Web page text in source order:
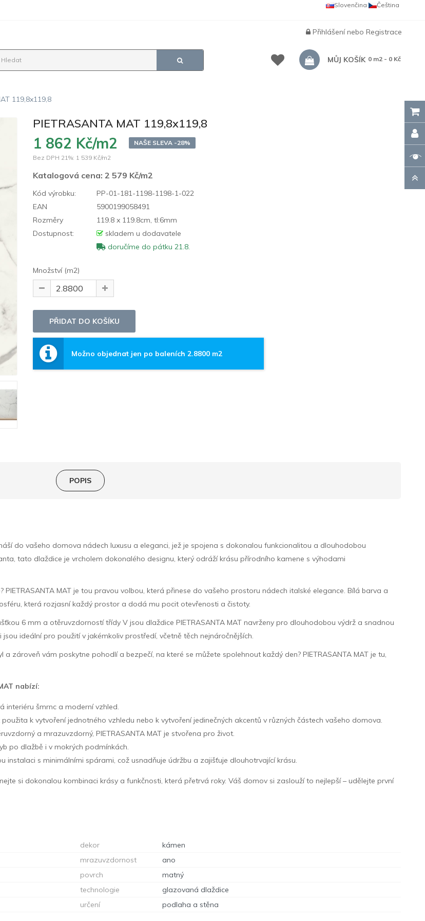
Čeština
Slovenčina
Přihlášenínebo Registrace
MŮJ KOŠÍK 0 m2 - 0 Kč
119,8x119,8
PIETRASANTA MAT 119,8x119,8
1 862 Kč/m2
NAŠE SLEVA -28%
Bez DPH 21%: 1 539 Kč/m2
Katalogová cena:2 579 Kč/m2
Kód výrobku:
PP-01-181-1198-1198-1-022
EAN
5900199058491
Rozměry
119.8 x 119.8cm, tl:6mm
Dostupnost:
skladem u dodavatele
doručíme do pátku 21.8.
Množství (m2)
Možno objednat jen po baleních 2.8800 m2
POPIS
do vašeho domova nádech luxusu a eleganci, jež je spojena s dokonalou funkcionalitou a dlouhodobou
tato dlaždice je vrcholem dokonalého designu, který odráží krásu přírodního kamene s výhodami
MAT je tou pravou volbou, která přinese do vašeho prostoru nádech italské elegance. Bílá barva a
která rozjasní každý prostor a dodá mu pocit otevřenosti a čistoty.
6 mm a otěruvzdorností třídy V jsou dlaždice PIETRASANTA MAT navrženy pro dlouhodobou výdrž a snadnou
ideální pro použití v jakémkoliv prostředí, včetně těch nejnáročnějších.
zároveň vám poskytne pohodlí a bezpečí, na které se můžete spolehnout každý den? PIETRASANTA MAT je tu,
nabízí:
interiéru šmrnc a moderní vzhled.
k vytvoření jednotného vzhledu nebo k vytvoření jedinečných akcentů v různých částech vašeho domova.
a mrazuvzdorný, PIETRASANTA MAT je stvořena pro život.
po dlažbě i v mokrých podmínkách.
instalaci s minimálními spárami, což usnadňuje údržbu a zajišťuje dlouhotrvající krásu.
si dokonalou kombinaci krásy a funkčnosti, která přetrvá roky. Váš domov si zaslouží to nejlepší – udělejte první
dekor
kámen
mrazuvzdornost
ano
povrch
matný
technologie
glazovaná dlaždice
určení podlaha a stěna